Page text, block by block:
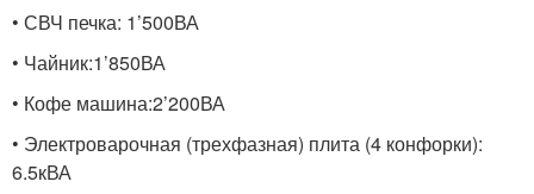
• СВЧ печка: 1’500ВА
• Чайник:1’850ВА
• Кофе машина:2’200ВА
• Электроварочная (трехфазная) плита (4 конфорки):
6.5кВА